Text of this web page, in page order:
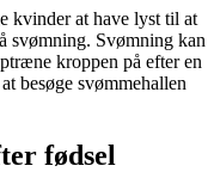
kvinder at have lyst til at
svømning. Svømning kan
kroppen på efter en
besøge svømmehallen
fødsel